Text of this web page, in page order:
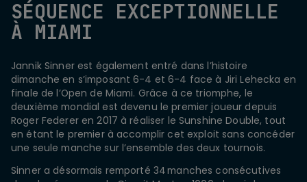
SÉQUENCE EXCEPTIONNELLE
À MIAMI
Jannik Sinner est également entré dans l’histoire
dimanche en s’imposant 6-4 et 6-4 face à Jiri Lehecka en
finale de l’Open de Miami. Grâce à ce triomphe, le
deuxième mondial est devenu le premier joueur depuis
Roger Federer en 2017 à réaliser le Sunshine Double, tout
en étant le premier à accomplir cet exploit sans concéder
une seule manche sur l’ensemble des deux tournois.
Sinner a désormais remporté 34 manches consécutives